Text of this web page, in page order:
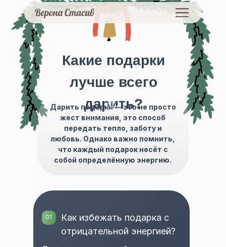
Дарить подарки — это не просто
жест внимания, это способ
передать тепло, заботу и
любовь. Однако важно помнить,
что каждый подарок несёт с
собой определённую энергию.
Какие подарки
лучше всего
дарить?
Как избежать подарка с
отрицательной энергией?
01